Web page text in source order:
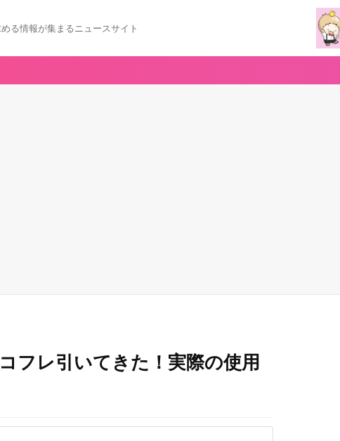
る情報が集まるニュースサイト
フレ引いてきた！実際の使用